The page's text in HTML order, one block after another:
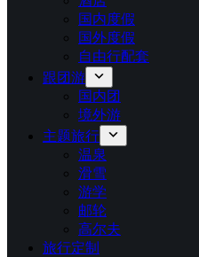
国内度假
国外度假
自由行配套
跟团游
国内团
境外游
主题旅行
温泉
滑雪
游学
邮轮
高尔夫
旅行定制